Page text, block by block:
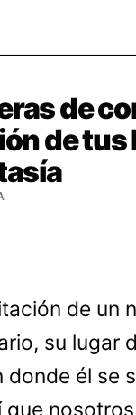
de
de tus
de un
su lugar
donde él se
que